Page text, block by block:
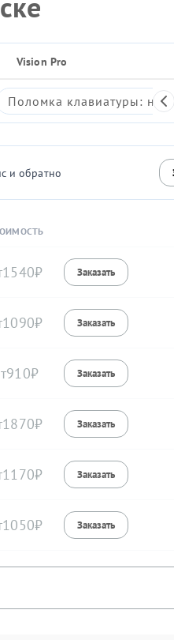
Vision Pro
Поломка клавиатуры:
и обратно
1540
1090
910
1870
1170
1050